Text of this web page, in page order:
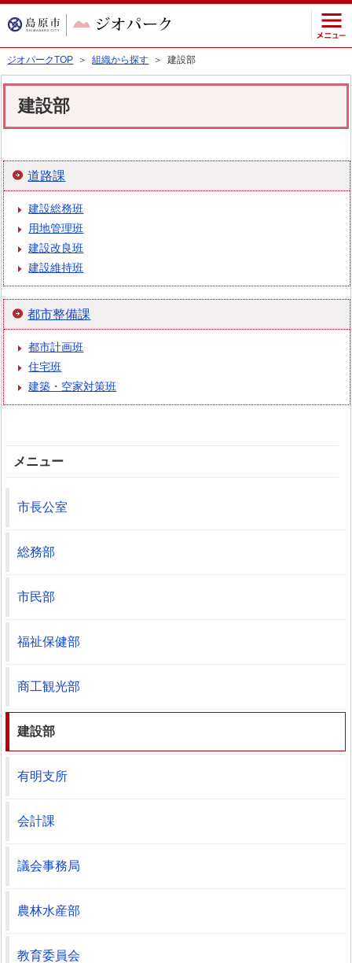
ジオパークTOP ＞組織から探す ＞ 建設部
建設部
道路課
建設総務班
用地管理班
建設改良班
建設維持班
都市整備課
都市計画班
住宅班
建築・空家対策班
メニュー
市長公室
総務部
市民部
福祉保健部
商工観光部
建設部
有明支所
会計課
議会事務局
農林水産部
教育委員会